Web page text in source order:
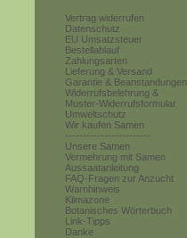
Vertrag widerrufen
Datenschutz
EU Umsatzsteuer
Bestellablauf
Zahlungsarten
Lieferung & Versand
Garantie & Beanstandungen
Widerrufsbelehrung &
Muster-Widerrufsformular
Umweltschutz
Wir kaufen Samen
------------------------
Unsere Samen
Vermehrung mit Samen
Aussaatanleitung
FAQ-Fragen zur Anzucht
Warnhinweis
Klimazone
Botanisches Wörterbuch
Link-Tipps
Danke